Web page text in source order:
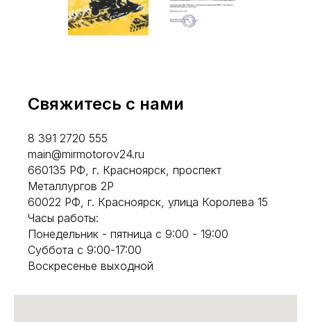
Свяжитесь с нами
8 391 2720 555
main@mirmotorov24.ru
660135 РФ, г. Красноярск, проспект
Металлургов 2Р
60022 РФ, г. Красноярск, улица Королева 15
Часы работы:
Понедельник - пятница с 9:00 - 19:00
Суббота с 9:00-17:00
Воскресенье выходной